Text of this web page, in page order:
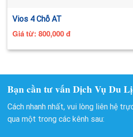
Vios 4 Chỗ AT
Giá từ: 800,000đ
Bạn cần tư vấn Dịch Vụ Du
Cách nhanh nhất, vui lòng liên hệ
qua một trong các kênh sau: